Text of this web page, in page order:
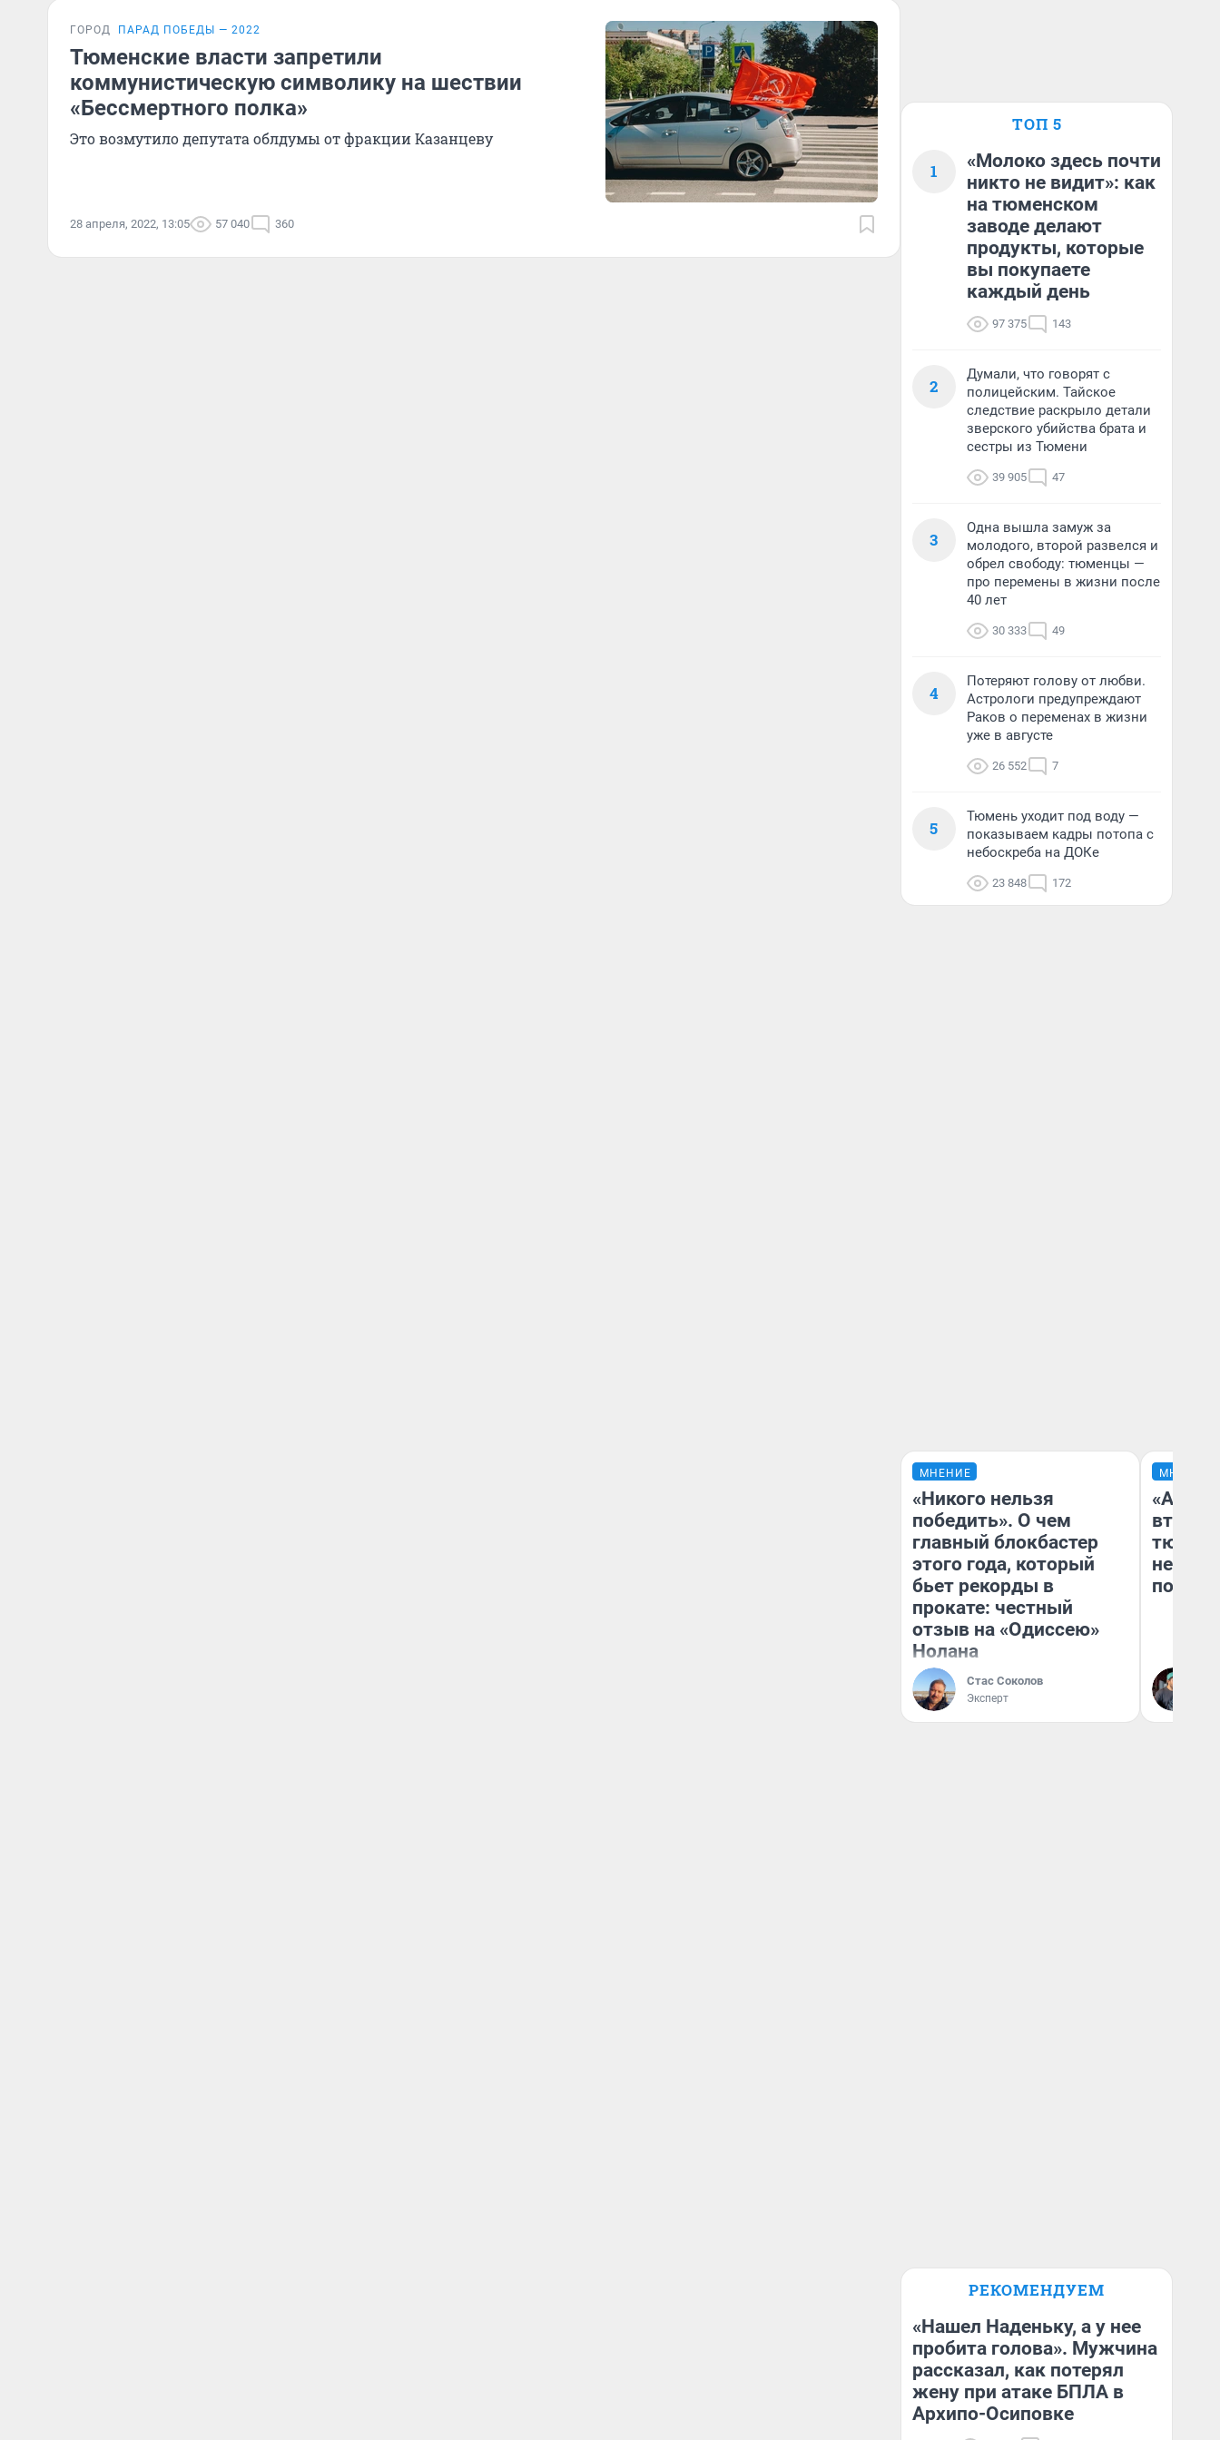
ГОРОД ПАРАД ПОБЕДЫ — 2022
Тюменские власти запретили
коммунистическую символику на шествии
«Бессмертного полка»
Это возмутило депутата облдумы от фракции Казанцеву
28 апреля, 2022, 13:05 57 040 360
ТОП 5
1
«Молоко здесь почти
никто не видит»: как
на тюменском
заводе делают
продукты, которые
вы покупаете
каждый день
97 375 143
2
Думали, что говорят с
полицейским. Тайское
следствие раскрыло детали
зверского убийства брата и
сестры из Тюмени
39 905 47
3
Одна вышла замуж за
молодого, второй развелся и
обрел свободу: тюменцы —
про перемены в жизни после
40 лет
30 333 49
4
Потеряют голову от любви.
Астрологи предупреждают
Раков о переменах в жизни
уже в августе
26 552 7
5
Тюмень уходит под воду —
показываем кадры потопа с
небоскреба на ДОКе
23 848 172
МНЕНИЕ
«Никого нельзя
победить». О чем
главный блокбастер
этого года, который
бьет рекорды в
прокате: честный
отзыв на «Одиссею»
Нолана
Стас Соколов
Эксперт
МНЕНИЕ
РЕКОМЕНДУЕМ
«Нашел Наденьку, а у нее
пробита голова». Мужчина
рассказал, как потерял
жену при атаке БПЛА в
Архипо-Осиповке